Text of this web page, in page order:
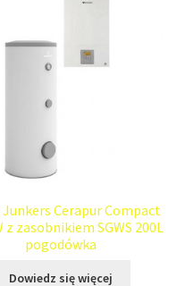
Cerapur Compact
z zasobnikiem SGWS 200L
pogodówka
Dowiedz się więcej